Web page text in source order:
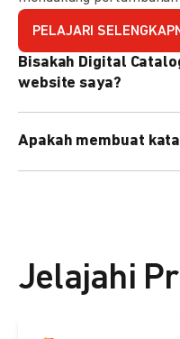
PELAJARI
Bisakah Digital
website saya?
atau menyematkan QR
Apakah membuat
Jelajahi